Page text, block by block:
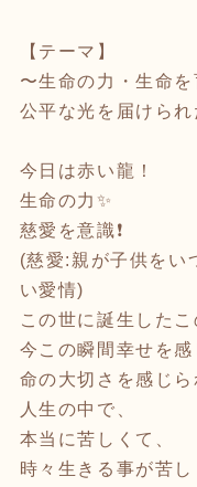
【テーマ】
〜生命の力・生命
公平な光を届けられ
今日は赤い龍！
生命の力✨
慈愛を意識❗️
(慈愛:親が子供をい
い愛情)
この世に誕生したこ
今この瞬間幸せを感
命の大切さを感じら
人生の中で、
本当に苦しくて、
時々生きる事が苦し